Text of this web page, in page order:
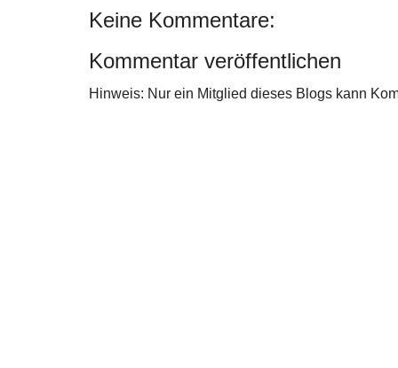
Keine Kommentare:
Kommentar veröffentlichen
Hinweis: Nur ein Mitglied dieses Blogs kann